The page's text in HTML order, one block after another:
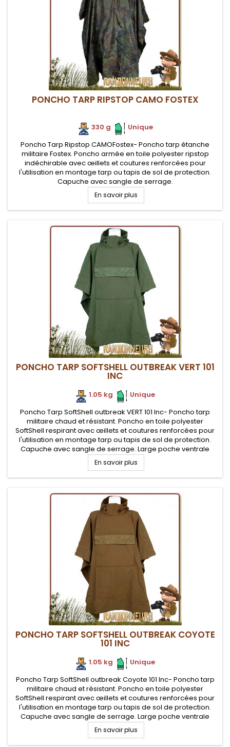
PONCHO TARP RIPSTOP CAMO FOSTEX
330 g
Unique
Poncho Tarp Ripstop CAMOFostex- Poncho tarp étanche
militaire Fostex. Poncho armée en toile polyester ripstop
indéchirable avec œillets et coutures renforcées pour
l'utilisation en montage tarp ou tapis de sol de protection.
Capuche avec sangle de serrage.
En savoir plus
PONCHO TARP SOFTSHELL OUTBREAK VERT 101
INC
1.05 kg
Unique
Poncho Tarp SoftShell outbreak VERT 101 Inc- Poncho tarp
militaire chaud et résistant. Poncho en toile polyester
SoftShell respirant avec œillets et coutures renforcées pour
l'utilisation en montage tarp ou tapis de sol de protection.
Capuche avec sangle de serrage. Large poche ventrale
faisant office de pochette de rangement.
En savoir plus
PONCHO TARP SOFTSHELL OUTBREAK COYOTE
101 INC
1.05 kg
Unique
Poncho Tarp SoftShell outbreak Coyote 101 Inc- Poncho tarp
militaire chaud et résistant. Poncho en toile polyester
SoftShell respirant avec œillets et coutures renforcées pour
l'utilisation en montage tarp ou tapis de sol de protection.
Capuche avec sangle de serrage. Large poche ventrale
faisant office de pochette de rangement.
En savoir plus